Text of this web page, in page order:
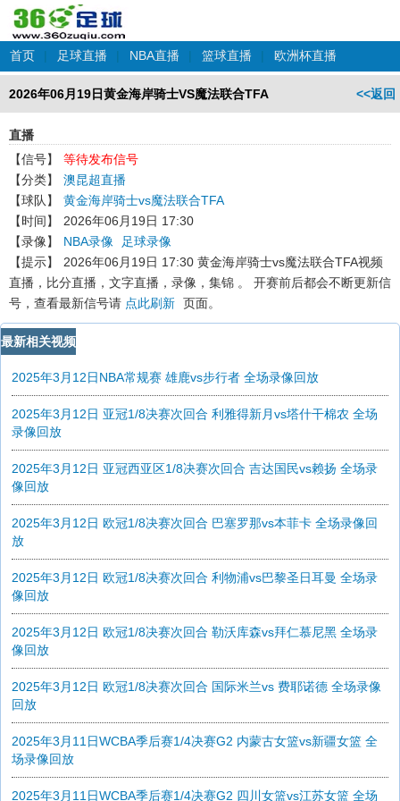
首页 | 足球直播 | NBA直播 | 篮球直播 | 欧洲杯直播
<<返回
2026年06月19日黄金海岸骑士VS魔法联合TFA
直播
【信号】
等待发布信号
【分类】
澳昆超直播
【球队】
黄金海岸骑士vs魔法联合TFA
【时间】
2026年06月19日 17:30
【录像】
NBA录像
足球录像
【提示】
2026年06月19日 17:30 黄金海岸骑士vs魔法联合TFA视频
直播，比分直播，文字直播，录像，集锦 。 开赛前后都会不断更新信
号，查看最新信号请 点此刷新 页面。
最新相关视频
2025年3月12日NBA常规赛 雄鹿vs步行者 全场录像回放
2025年3月12日 亚冠1/8决赛次回合 利雅得新月vs塔什干棉农 全场
录像回放
2025年3月12日 亚冠西亚区1/8决赛次回合 吉达国民vs赖扬 全场录
像回放
2025年3月12日 欧冠1/8决赛次回合 巴塞罗那vs本菲卡 全场录像回
放
2025年3月12日 欧冠1/8决赛次回合 利物浦vs巴黎圣日耳曼 全场录
像回放
2025年3月12日 欧冠1/8决赛次回合 勒沃库森vs拜仁慕尼黑 全场录
像回放
2025年3月12日 欧冠1/8决赛次回合 国际米兰vs 费耶诺德 全场录像
回放
2025年3月11日WCBA季后赛1/4决赛G2 内蒙古女篮vs新疆女篮 全
场录像回放
2025年3月11日WCBA季后赛1/4决赛G2 四川女篮vs江苏女篮 全场